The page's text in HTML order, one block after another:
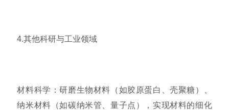
4.其他科研与工业领域
材料科学：研磨生物材料（如胶原蛋白、壳聚糖）、
纳米材料（如碳纳米管、量子点），实现材料的细化